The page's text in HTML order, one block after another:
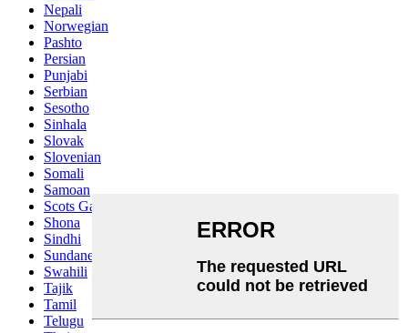
Nepali
Norwegian
Pashto
Persian
Punjabi
Serbian
Sesotho
Sinhala
Slovak
Slovenian
Somali
Samoan
Scots Gaelic
Shona
Sindhi
Sundanese
Swahili
Tajik
Tamil
Telugu